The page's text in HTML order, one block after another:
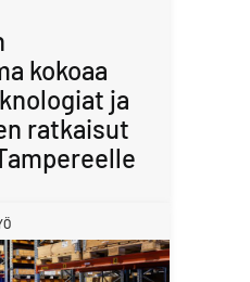
kokoaa
ja
ratkaisut